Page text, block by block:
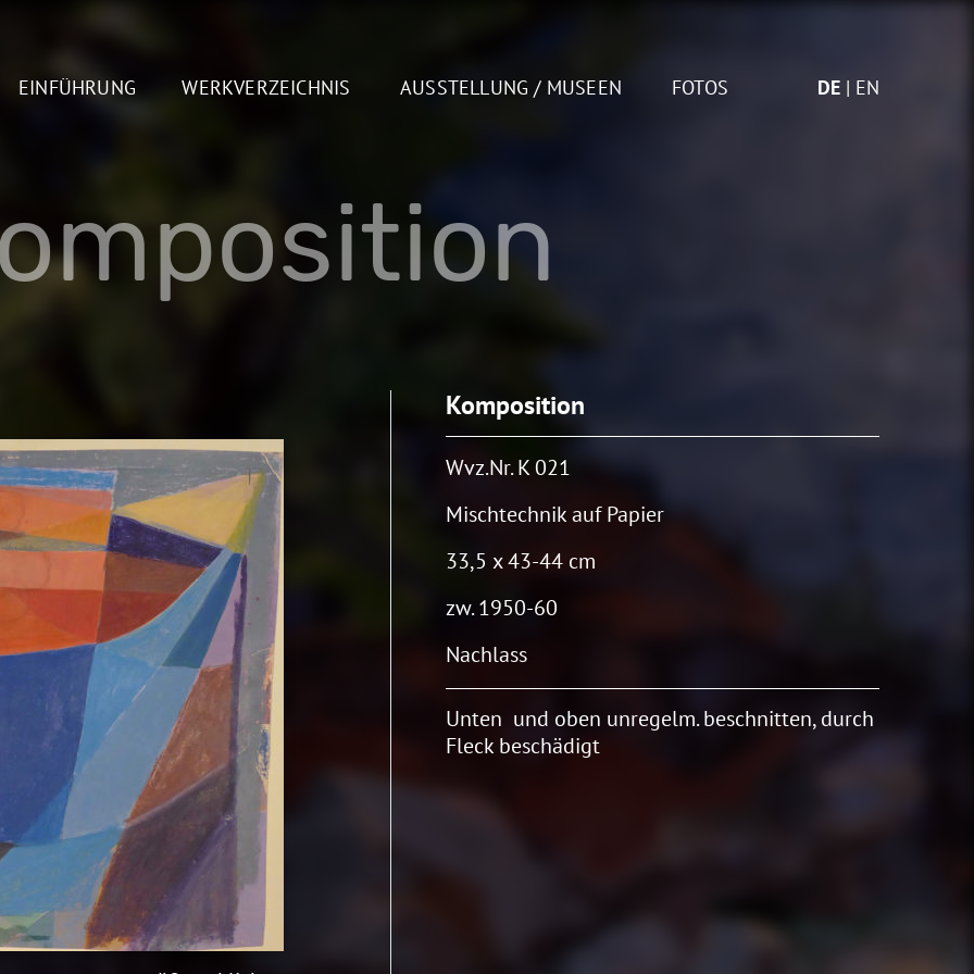
EINFÜHRUNG WERKVERZEICHNIS AUSSTELLUNG / MUSEEN FOTOS DE EN
Komposition
Wvz.Nr. K 021
Mischtechnik auf Papier
33,5 x 43-44 cm
zw. 1950-60
Nachlass
Unten und oben unregelm. beschnitten, durch
Fleck beschädigt